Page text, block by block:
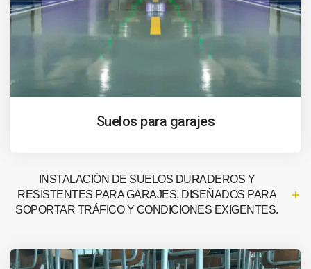
Suelos para garajes
INSTALACIÓN DE SUELOS DURADEROS Y
RESISTENTES PARA GARAJES, DISEÑADOS PARA
SOPORTAR TRÁFICO Y CONDICIONES EXIGENTES.